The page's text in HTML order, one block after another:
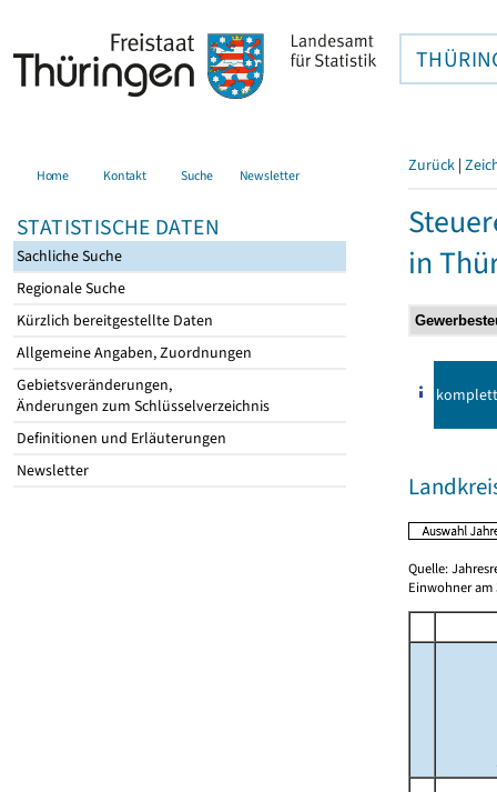
Home Kontakt Suche Newsletter
STATISTISCHE DATEN
Sachliche Suche
Regionale Suche
Kürzlich bereitgestellte Daten
Allgemeine Angaben, Zuordnungen
Gebietsveränderungen,
Änderungen zum Schlüsselverzeichnis
Definitionen und Erläuterungen
Newsletter
Zurück |
in
komplett
Quelle:
Einwohner am